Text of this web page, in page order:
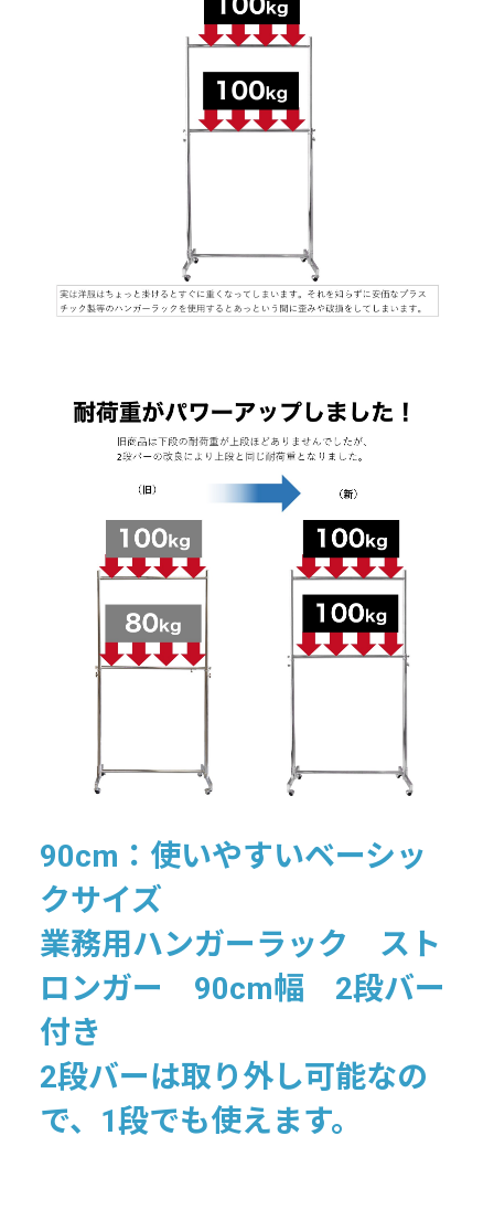
90cm：使いやすいベーシッ
クサイズ
業務用ハンガーラック スト
ロンガー 90cm幅 2段バー
付き
2段バーは取り外し可能なの
で、1段でも使えます。